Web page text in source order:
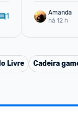
1
150kg
Amanda
há 12 h
Livre Cadeira